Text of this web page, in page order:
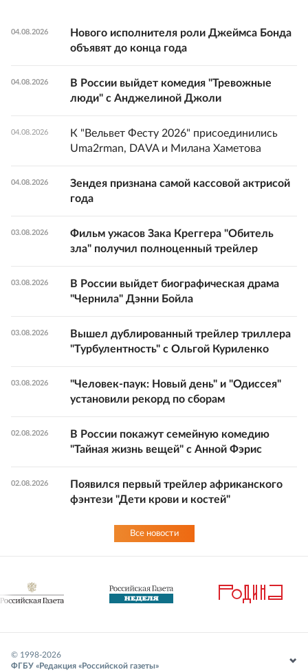
04.08.2026
Нового исполнителя роли Джеймса Бонда
объявят до конца года
04.08.2026
В России выйдет комедия "Тревожные
люди" с Анджелиной Джоли
04.08.2026
К "Вельвет Фесту 2026" присоединились
Uma2rman, DAVA и Милана Хаметова
04.08.2026
Зендея признана самой кассовой актрисой
года
03.08.2026
Фильм ужасов Зака Креггера "Обитель
зла" получил полноценный трейлер
03.08.2026
В России выйдет биографическая драма
"Чернила" Дэнни Бойла
03.08.2026
Вышел дублированный трейлер триллера
"Турбулентность" с Ольгой Куриленко
03.08.2026
"Человек-паук: Новый день" и "Одиссея"
установили рекорд по сборам
02.08.2026
В России покажут семейную комедию
"Тайная жизнь вещей" с Анной Фэрис
02.08.2026
Появился первый трейлер африканского
фэнтези "Дети крови и костей"
Все новости
© 1998-2026
ФГБУ «Редакция «Российской газеты»